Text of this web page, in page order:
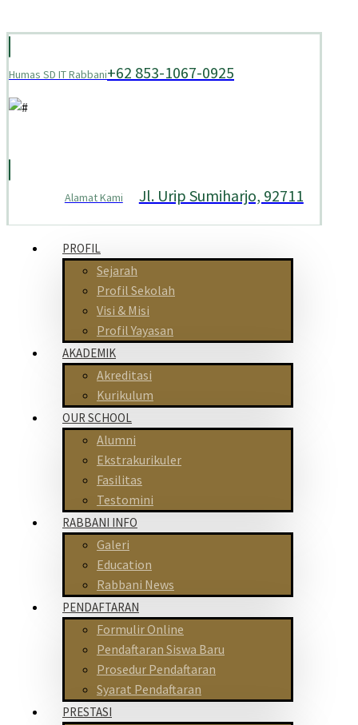
Humas SD IT Rabbani+62 853-1067-0925
Alamat Kami Jl. Urip Sumiharjo, 92711
PROFIL
Sejarah
Profil Sekolah
Visi & Misi
Profil Yayasan
AKADEMIK
Akreditasi
Kurikulum
OUR SCHOOL
Alumni
Ekstrakurikuler
Fasilitas
Testomini
RABBANI INFO
Galeri
Education
Rabbani News
PENDAFTARAN
Formulir Online
Pendaftaran Siswa Baru
Prosedur Pendaftaran
Syarat Pendaftaran
PRESTASI